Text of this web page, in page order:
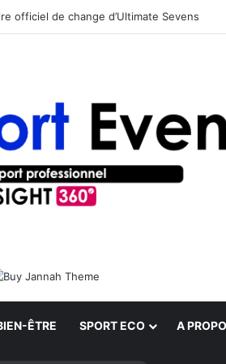
officiel de change d’Ultimate Sevens
ÊTRE SPORT ECO A